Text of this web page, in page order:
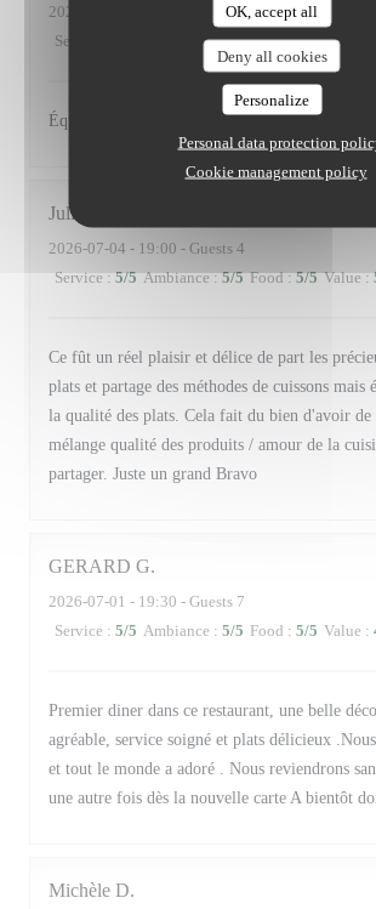
OK, accept all
Deny all cookies
Personalize
Personal data protection
Cookie management policy
2026-07-18
- 13:00 - Guests 2
Service
Ambiance: 5/5 Food: 5/5 Value
Équipe très professionnelle. Service
Julien
2026-07-04 - 19:00 - Guests 4
Service: 5/5 Ambiance: 5/5 Food: 5/5 Value:
Ce fût un réel plaisir et délice de part les
plats et partage des méthodes de cuissons mais
la qualité des plats. Cela fait du bien d'avoir de
mélange qualité des produits / amour de la
partager. Juste un grand Bravo
GERARD G
2026-07-01 - 19:30 - Guests 7
Service : 5/5 Ambiance : 5/5 Food : 5/5 Value :
Premier diner dans ce restaurant, une belle
agréable, service soigné et plats délicieux
et tout le monde a adoré . Nous reviendrons
une autre fois dès la nouvelle carte A bientôt
Michèle D